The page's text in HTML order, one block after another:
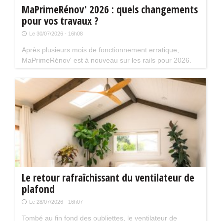
MaPrimeRénov' 2026 : quels changements
pour vos travaux ?
Le 30/07/2026 - 16h08
Après plusieurs mois de fonctionnement erratique,
MaPrimeRénov' est à nouveau sur les rails pour 2026.
limiter le nombre de chantiers éligibles. Tour d'horizon.
Le retour rafraîchissant du ventilateur de
plafond
Le 28/07/2026 - 16h07
Tombé au fin fond des oubliettes, le ventilateur de